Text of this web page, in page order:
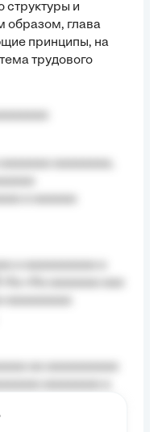
структуры и
образом, глава
принципы, на
трудового